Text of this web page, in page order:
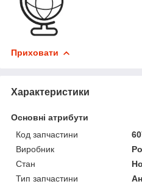
Приховати
Характеристики
Основні атрибути
Код запчастини
Виробник
Стан
Тип запчастини